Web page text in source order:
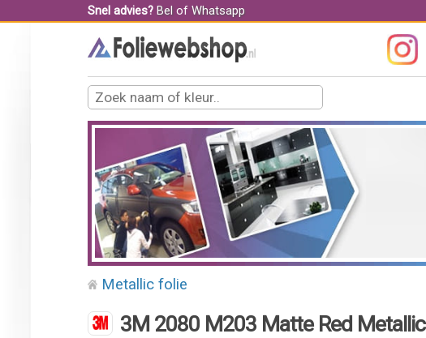
Snel advies? Belof Whatsapp
Metallic folie
3M 2080 M203 Matte Red Metallic